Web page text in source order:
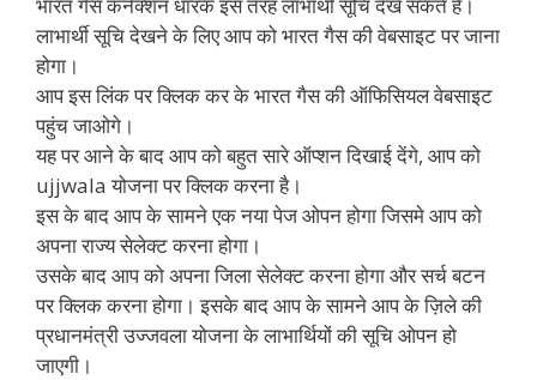
लाभार्थी सूचि देखने के लिए आप को भारत गैस की वेबसाइट पर जाना
होगा।
आप इस लिंक पर क्लिक कर के भारत गैस की ऑफिसियल वेबसाइट
पहुंच जाओगे।
यह पर आने के बाद आप को बहुत सारे ऑप्शन दिखाई देंगे, आप को
ujjwala योजना पर क्लिक करना है।
इस के बाद आप के सामने एक नया पेज ओपन होगा जिसमे आप को
अपना राज्य सेलेक्ट करना होगा।
उसके बाद आप को अपना जिला सेलेक्ट करना होगा और सर्च बटन
पर क्लिक करना होगा। इसके बाद आप के सामने आप के ज़िले की
प्रधानमंत्री उज्जवला योजना के लाभार्थियों की सूचि ओपन हो
जाएगी।